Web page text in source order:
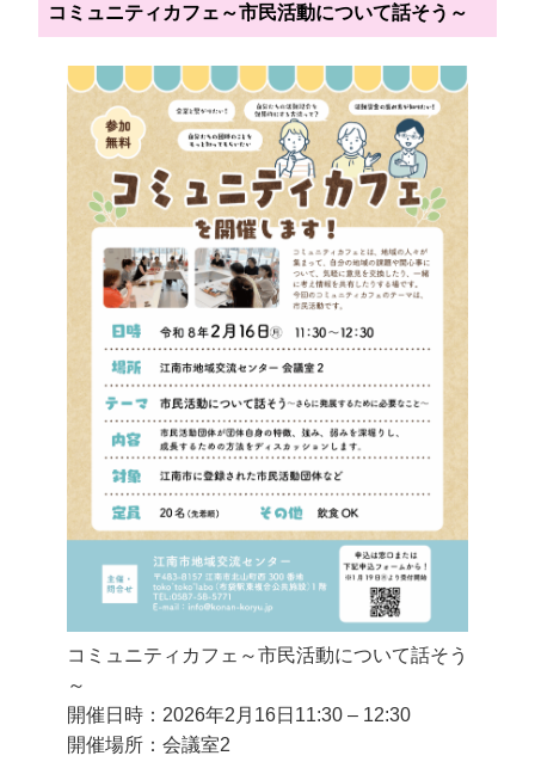
コミュニティカフェ～市民活動について話そう～
コミュニティカフェ～市民活動について話そう
～
開催日時：2026年2月16日 11:30 – 12:30
開催場所：会議室2